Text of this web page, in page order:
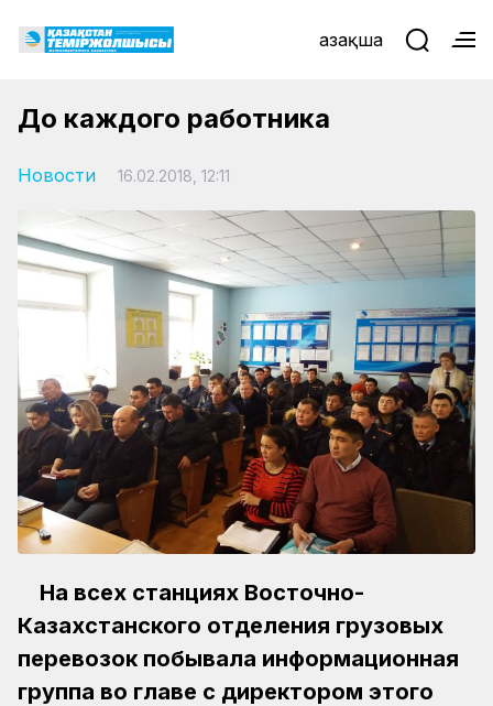
Қазақша
До каждого работника
Новости 16.02.2018, 12:11
На всех станциях Восточно-
Казахстанского отделения грузовых
перевозок побывала информационная
группа во главе с директором этого